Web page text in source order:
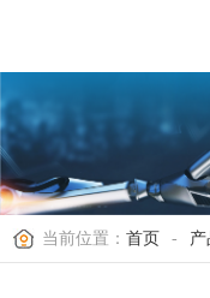
当前位置： 首页 - 产